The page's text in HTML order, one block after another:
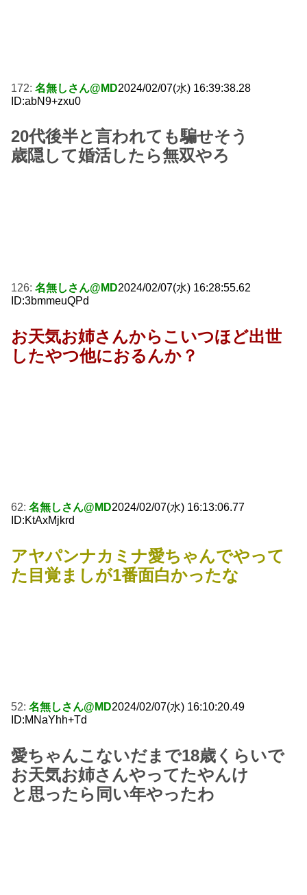
172: 名無しさん@MD2024/02/07(水) 16:39:38.28
ID:abN9+zxu0
20代後半と言われても騙せそう
歳隠して婚活したら無双やろ
126: 名無しさん@MD2024/02/07(水) 16:28:55.62
ID:3bmmeuQPd
お天気お姉さんからこいつほど出世
したやつ他におるんか？
62: 名無しさん@MD2024/02/07(水) 16:13:06.77
ID:KtAxMjkrd
アヤパンナカミナ愛ちゃんでやって
た目覚ましが1番面白かったな
52: 名無しさん@MD2024/02/07(水) 16:10:20.49
ID:MNaYhh+Td
愛ちゃんこないだまで18歳くらいで
お天気お姉さんやってたやんけ
と思ったら同い年やったわ